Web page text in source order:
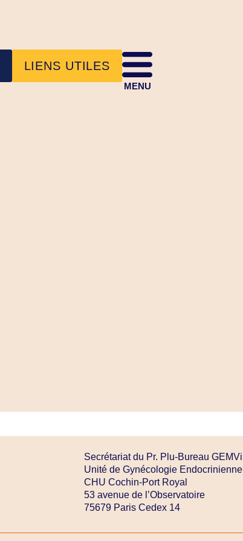
LIENS UTILES
MENU
Secrétariat du Pr. Plu-Bureau GEMVi
Unité de Gynécologie Endocrinienne
CHU Cochin-Port Royal
53 avenue de l’Observatoire
75679 Paris Cedex 14